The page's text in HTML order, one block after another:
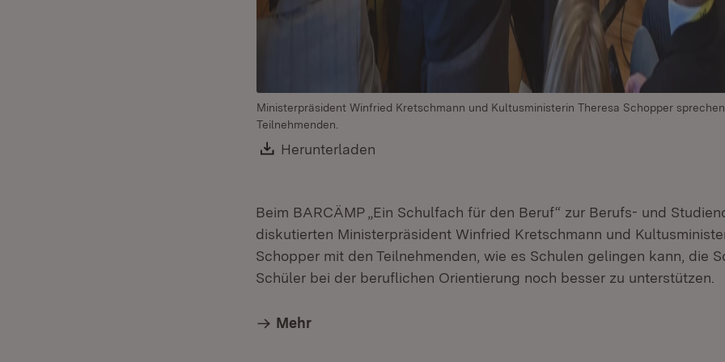
Ministerpräsident Winfried Kretschmann und Kultusministerin Theresa Schopper
Teilnehmenden.
Download:
Herunterladen
Beim BARCÄMP „Ein Schulfach für den Beruf“ zur Berufs- und
diskutierten Ministerpräsident Winfried Kretschmann und
Schopper mit den Teilnehmenden, wie es Schulen gelingen kann, die
Schüler bei der beruflichen Orientierung noch besser zu unterstützen.
Mehr